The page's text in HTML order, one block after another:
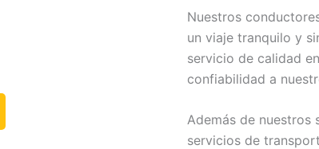
Nuestros
un viaje tranquilo y
servicio de calidad
confiabilidad a
Además de nuestros
servicios de